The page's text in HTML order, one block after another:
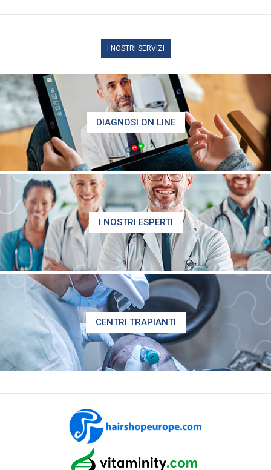
I NOSTRI SERVIZI
DIAGNOSI ON LINE
I NOSTRI ESPERTI
CENTRI TRAPIANTI